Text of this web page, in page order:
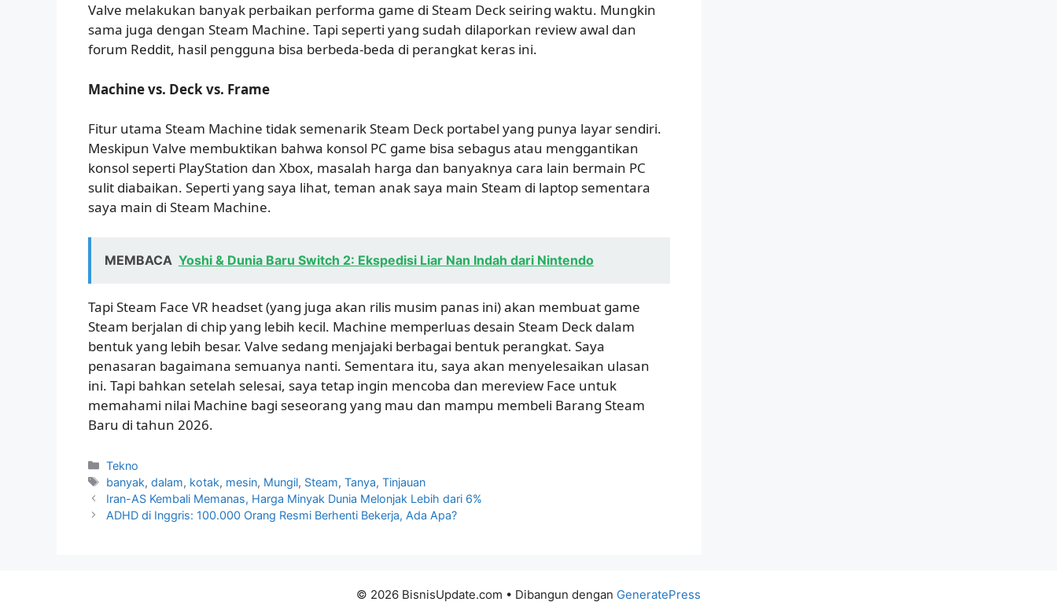
Valve melakukan banyak perbaikan performa game di Steam Deck seiring waktu. Mungkin
sama juga dengan Steam Machine. Tapi seperti yang sudah dilaporkan review awal dan
forum Reddit, hasil pengguna bisa berbeda-beda di perangkat keras ini.
Machine vs. Deck vs. Frame
Fitur utama Steam Machine tidak semenarik Steam Deck portabel yang punya layar sendiri.
Meskipun Valve membuktikan bahwa konsol PC game bisa sebagus atau menggantikan
konsol seperti PlayStation dan Xbox, masalah harga dan banyaknya cara lain bermain PC
sulit diabaikan. Seperti yang saya lihat, teman anak saya main Steam di laptop sementara
saya main di Steam Machine.
MEMBACA Yoshi & Dunia Baru Switch 2: Ekspedisi Liar Nan Indah dari Nintendo
Tapi Steam Face VR headset (yang juga akan rilis musim panas ini) akan membuat game
Steam berjalan di chip yang lebih kecil. Machine memperluas desain Steam Deck dalam
bentuk yang lebih besar. Valve sedang menjajaki berbagai bentuk perangkat. Saya
penasaran bagaimana semuanya nanti. Sementara itu, saya akan menyelesaikan ulasan
ini. Tapi bahkan setelah selesai, saya tetap ingin mencoba dan mereview Face untuk
memahami nilai Machine bagi seseorang yang mau dan mampu membeli Barang Steam
Baru di tahun 2026.
Kategori
Tekno
Tag
banyak,dalam, kotak, mesin, Mungil, Steam,Tanya,Tinjauan
Iran-AS Kembali Memanas, Harga Minyak Dunia Melonjak Lebih dari 6%
ADHD di Inggris: 100.000 Orang Resmi Berhenti Bekerja, Ada Apa?
© 2026 BisnisUpdate.com • Dibangun dengan GeneratePress